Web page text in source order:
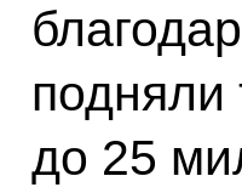
подняли
до 25